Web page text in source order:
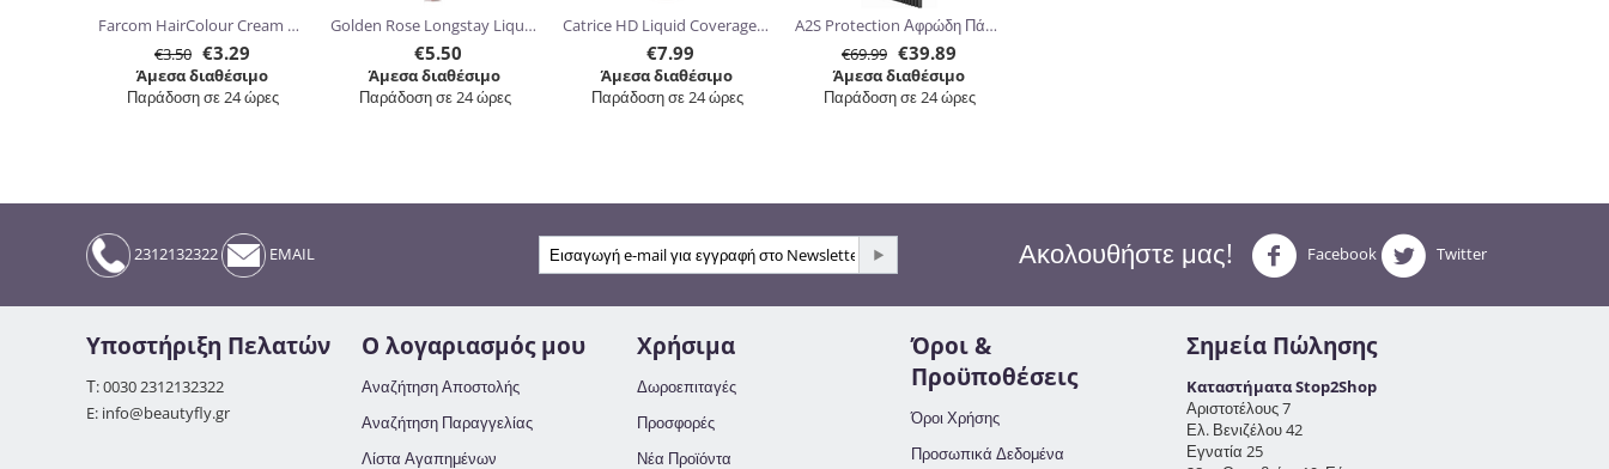
Farcom HairColour Cream 60ml
€3.50 €3.29
Άμεσα διαθέσιμο
Παράδοση σε 24 ώρες
Golden Rose Longstay Liquid Matte Lipstick kissproof 5.5ml
€5.50
Άμεσα διαθέσιμο
Παράδοση σε 24 ώρες
Catrice HD Liquid Coverage Foundation 30ml
€7.99
Άμεσα διαθέσιμο
Παράδοση σε 24 ώρες
A2S Protection Αφρώδη Πάνελ Ηχομόνωσης 30.5 x 30.5 x 5cm 24τμχ
€69.99 €39.89
Άμεσα διαθέσιμο
Παράδοση σε 24 ώρες
2312132322 EMAIL Ακολουθήστε μας! Facebook Twitter
Υποστήριξη Πελατών
Τ: 0030 2312132322
E: info@beautyfly.gr
Ο λογαριασμός μου
Αναζήτηση Αποστολής
Αναζήτηση Παραγγελίας
Λίστα Αγαπημένων
Χρήσιμα
Δωροεπιταγές
Προσφορές
Νέα Προϊόντα
Όροι &
Προϋποθέσεις
Όροι Χρήσης
Προσωπικά Δεδομένα
Σημεία Πώλησης
Καταστήματα Stop2Shop
Αριστοτέλους 7
Ελ. Βενιζέλου 42
Εγνατία 25